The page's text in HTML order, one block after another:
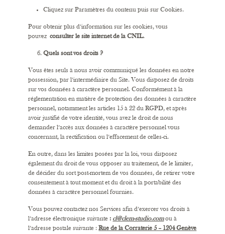
Cliquez sur Paramètres du contenu puis sur Cookies.
Pour obtenir plus d’information sur les cookies, vous
pouvezconsulter le site internet de la CNIL.
Quels sont vos droits ?
Vous êtes seuls à nous avoir communiqué les données en notre
possession, par l’intermédiaire du Site. Vous disposez de droits
sur vos données à caractère personnel. Conformément à la
réglementation en matière de protection des données à caractère
personnel, notamment les articles 15 à 22 du RGPD, et après
avoir justifié de votre identité, vous avez le droit de nous
demander l’accès aux données à caractère personnel vous
concernant, la rectification ou l’effacement de celles-ci.
En outre, dans les limites posées par la loi, vous disposez
également du droit de vous opposer au traitement, de le limiter,
de décider du sort post-mortem de vos données, de retirer votre
consentement à tout moment et du droit à la portabilité des
données à caractère personnel fournies.
Vous pouvez contactez nos Services afin d’exercer vos droits à
l’adresse électronique suivante : cl@clem-studio.comou à
l’adresse postale suivante :Rue de la Corraterie 5 – 1204 Genève